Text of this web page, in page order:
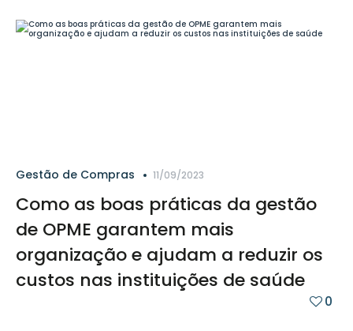
Gestão de Compras 11/09/2023
Como as boas práticas da gestão
de OPME garantem mais
organização e ajudam a reduzir os
custos nas instituições de saúde
0